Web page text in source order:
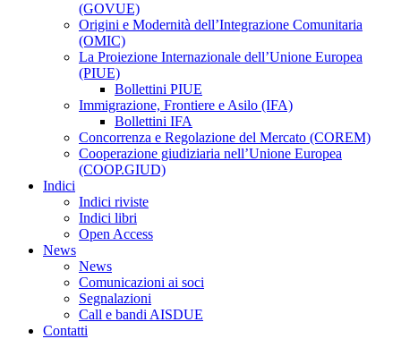
(GOVUE)
Origini e Modernità dell’Integrazione Comunitaria
(OMIC)
La Proiezione Internazionale dell’Unione Europea
(PIUE)
Bollettini PIUE
Immigrazione, Frontiere e Asilo (IFA)
Bollettini IFA
Concorrenza e Regolazione del Mercato (COREM)
Cooperazione giudiziaria nell’Unione Europea
(COOP.GIUD)
Indici
Indici riviste
Indici libri
Open Access
News
News
Comunicazioni ai soci
Segnalazioni
Call e bandi AISDUE
Contatti